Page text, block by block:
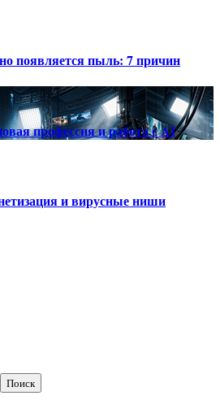
появляется пыль: 7 причин
профессия и работа с AI
и вирусные ниши